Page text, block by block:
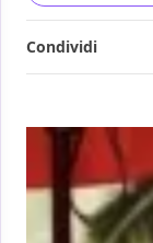
Condividi